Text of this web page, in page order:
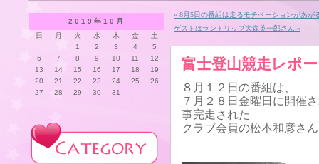
2019年10月
日
月 火 水 木 金
土
1
2 3 4
5
6
7 8 9 10 11
12
13
14 15 16 17 18
19
20
21 22 23 24 25
26
27
28 29 30 31
« 8月5日の番組は走るモチベーションがあ
ゲストはラントリップ大森英一郎さん »
富士登山競走レポ
８月１２日の番組は、
７月２８日金曜日に開催
事完走された
クラブ会員の松本和彦さ